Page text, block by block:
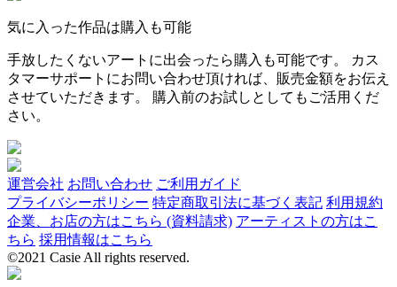
気に入った作品は購入も可能
手放したくないアートに出会ったら購入も可能です。 カス
タマーサポートにお問い合わせ頂ければ、販売金額をお伝え
させていただきます。 購入前のお試しとしてもご活用くだ
さい。
運営会社 お問い合わせ ご利用ガイド
プライバシーポリシー 特定商取引法に基づく表記 利用規約
企業、お店の方はこちら (資料請求) アーティストの方はこ
ちら 採用情報はこちら
©2021 Casie All rights reserved.